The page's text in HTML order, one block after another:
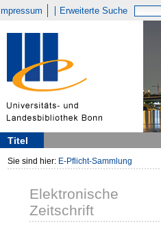
Impressum Erweiterte Suche
Titel
Sie sind hier: E-Pflicht-Sammlung
Elektronische
Zeitschrift